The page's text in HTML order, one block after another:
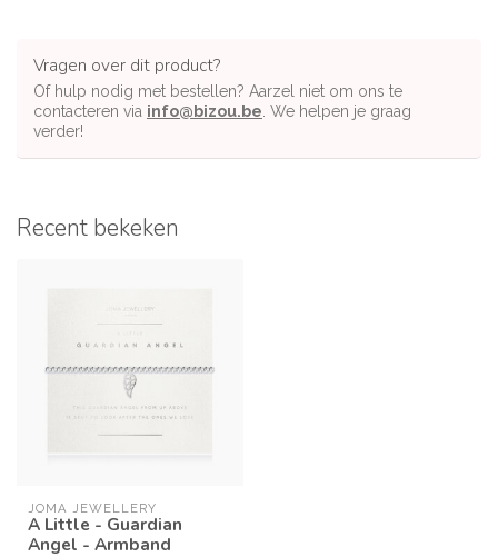
Vragen over dit product?
Of hulp nodig met bestellen? Aarzel niet om ons te
contacteren via info@bizou.be . We helpen je graag
verder!
Recent bekeken
JOMA JEWELLERY
A Little - Guardian
Angel - Armband